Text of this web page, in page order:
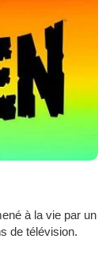
à la vie par un
de télévision.